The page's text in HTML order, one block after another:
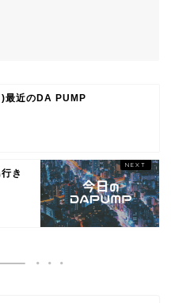
最近のDA PUMP
き